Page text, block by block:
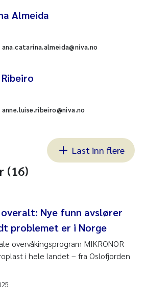
Almeida
ana.catarina.almeida@niva.no
anne.luise.ribeiro@niva.no
Last inn flere
(16)
Nye funn avslører
problemet er i Norge
overvåkingsprogram MIKRONOR
i hele landet – fra Oslofjorden